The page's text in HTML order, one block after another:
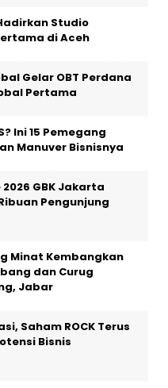
Studio
di Aceh
Gelar OBT Perdana
Pertama
Ini 15 Pemegang
Manuver Bisnisnya
GBK Jakarta
Pengunjung
Minat Kembangkan
dan Curug
Jabar
Saham ROCK Terus
Bisnis